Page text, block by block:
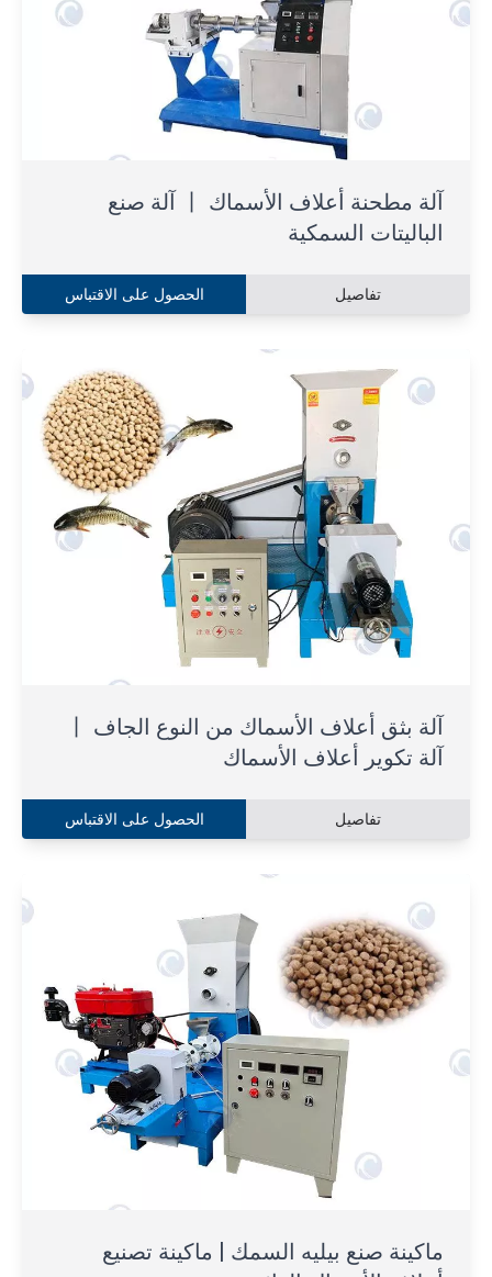
آلة مطحنة أعلاف الأسماك 丨 آلة صنع
الباليتات السمكية
تفاصيل الحصول على الاقتباس
آلة بثق أعلاف الأسماك من النوع الجاف 丨
آلة تكوير أعلاف الأسماك
تفاصيل الحصول على الاقتباس
ماكينة صنع بيليه السمك | ماكينة تصنيع